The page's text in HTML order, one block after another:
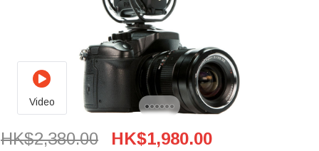
Video
Rode VideoMic PRO+ Rycote 超指向性專業防震收音
HK$2,380.00 HK$1,980.00